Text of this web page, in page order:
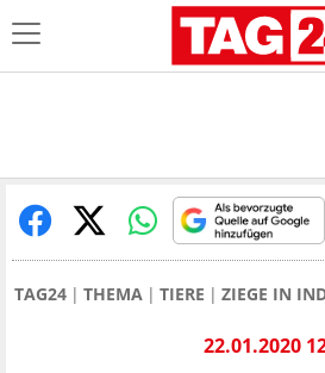
TAG24 THEMA TIERE ZIEGE IN
22.01.2020